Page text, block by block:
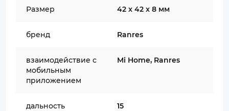
Размер 42 x 42 x 8 мм
бренд Ranres
взаимодействие с
мобильным
приложением
Mi Home, Ranres
дальность
15